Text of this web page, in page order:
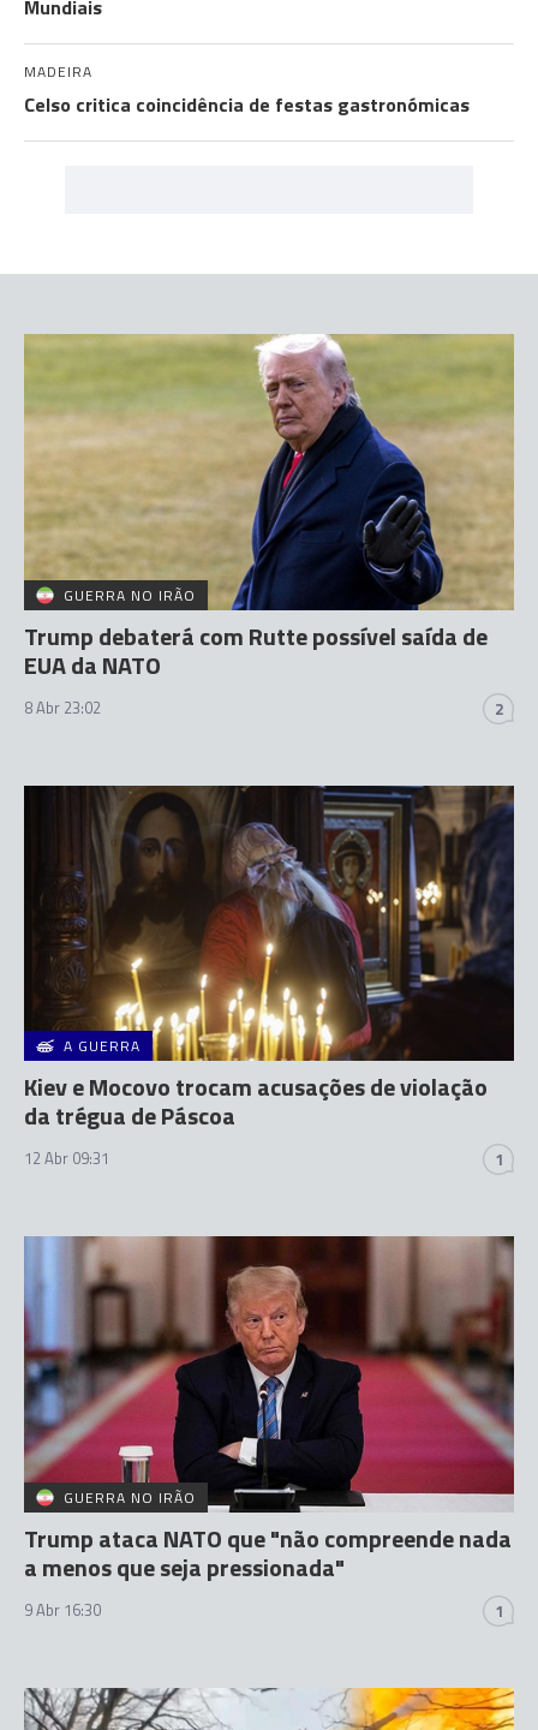
Mundiais
MADEIRA
Celso critica coincidência de festas gastronómicas
GUERRA NO IRÃO
Trump debaterá com Rutte possível saída de
EUA da NATO
8 Abr 23:02 2
A GUERRA
Kiev e Mocovo trocam acusações de violação
da trégua de Páscoa
12 Abr 09:31 1
GUERRA NO IRÃO
Trump ataca NATO que "não compreende nada
a menos que seja pressionada"
9 Abr 16:30 1